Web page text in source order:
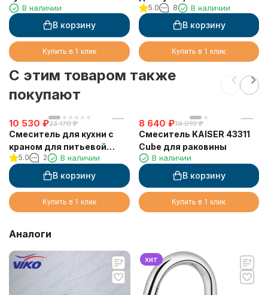
В наличии
В корзину
Купить в 1 клик
ЧЁРНЫМ изливом, Хром
5.0 8 В наличии
В корзину
Купить в 1 клик
C этим товаром также
покупают
10 530 ₽23 170 ₽
Смеситель для кухни с
краном для питьевой
воды VIKO V-5324
5.0 2 В наличии
В корзину
Купить в 1 клик
8 640 ₽19 010 ₽
Смеситель KAISER 43311
Cube для раковины
В наличии
В корзину
Купить в 1 клик
Аналоги
хит